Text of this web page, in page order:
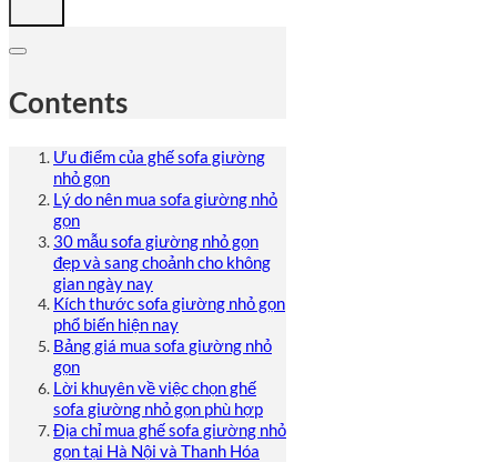
Contents
Ưu điểm của ghế sofa giường
nhỏ gọn
Lý do nên mua sofa giường nhỏ
gọn
30 mẫu sofa giường nhỏ gọn
đẹp và sang choảnh cho không
gian ngày nay
Kích thước sofa giường nhỏ gọn
phổ biến hiện nay
Bảng giá mua sofa giường nhỏ
gọn
Lời khuyên về việc chọn ghế
sofa giường nhỏ gọn phù hợp
Địa chỉ mua ghế sofa giường nhỏ
gọn tại Hà Nội và Thanh Hóa